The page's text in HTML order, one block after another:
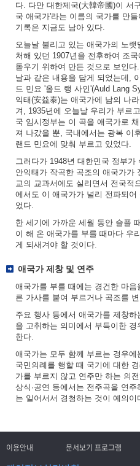
다. 다만 대한제국(大韓帝國)이 서
국 애국가'라는 이름의 국가를 만
기록은 지금도 남아 있다.
오늘날 불리고 있는 애국가의 노
처해 있던 1907년을 전후하여 조
돋우기 위하여 만든 것으로 보인
날과 같은 내용을 담게 되었는데,
드 민요 '올드 랭 사인'(Auld Lang
익태(安益泰)는 애국가에 남의 나
겨, 1935년에 오늘날 우리가 부르
국 임시정부는 이 곡을 애국가로
져 나갔을 뿐, 국내에서는 광복 이
랜드 민요에 맞춰 부르고 있었다.
그러다가 1948년 대한민국 정부
안익태가 작곡한 곡조의 애국가가
교의 교과서에도 실리면서 전국적
에서도 이 애국가가 널리 전파되
었다.
한 세기에 가까운 세월 동안 슬플
이 해 온 애국가를 부를 때마다 우
게 되새겨야 할 것이다.
애국가 제창 및 연주
애국가를 부를 때에는 경건한 마
른 가사를 붙여 부르거나 곡조를
주요 행사 등에서 애국가를 제창
을 고취하는 의미에서 부득이한
한다.
애국가는 모두 함께 부르는 경우
국민의례를 행할 때 국기에 대한
가를 부르지 않고 연주만 하는 의
상식·공연 등에서는 전주곡을 연
는 일어서서 경청하는 것이 예의이
이용안내 문서보기 프로그램